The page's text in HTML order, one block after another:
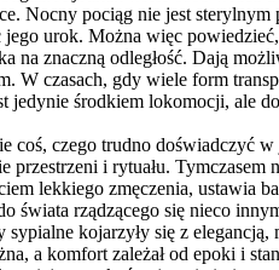
Nocny pociąg nie jest
jego urok. Można więc
na znaczną odległość. Dają
W czasach, gdy wiele form
jedynie środkiem lokomocji, ale
coś, czego trudno doświadczyć
przestrzeni i rytuału.
lekkiego zmęczenia, ustawia
świata rządzącego się nieco
sypialne kojarzyły się z
a komfort zależał od epoki i